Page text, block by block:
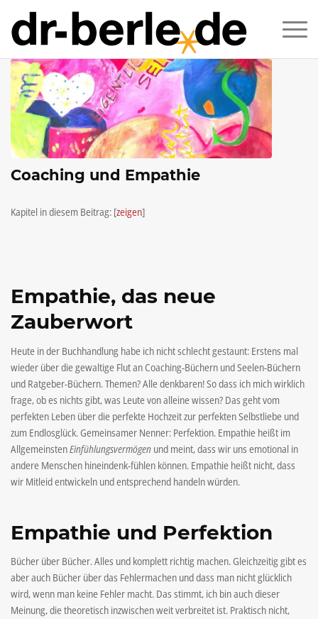
Coaching und Empathie
Kapitel in diesem Beitrag: [zeigen]
Empathie, das neue
Zauberwort
Heute in der Buchhandlung habe ich nicht schlecht gestaunt: Erstens mal
wieder über die gewaltige Flut an Coaching-Büchern und Seelen-Büchern
und Ratgeber-Büchern. Themen? Alle denkbaren! So dass ich mich wirklich
frage, ob es nichts gibt, was Leute von alleine wissen? Das geht vom
perfekten Leben über die perfekte Hochzeit zur perfekten Selbstliebe und
zum Endlosglück. Gemeinsamer Nenner: Perfektion. Empathie heißt im
AllgemeinstenEinfühlungsvermögen und meint, dass wir uns emotional in
andere Menschen hineindenk-fühlen können. Empathie heißt nicht, dass
wir Mitleid entwickeln und entsprechend handeln würden.
Empathie und Perfektion
Bücher über Bücher. Alles und komplett richtig machen. Gleichzeitig gibt es
aber auch Bücher über das Fehlermachen und dass man nicht glücklich
wird, wenn man keine Fehler macht. Das stimmt, ich bin auch dieser
Meinung, die theoretisch inzwischen weit verbreitet ist. Praktisch nicht,